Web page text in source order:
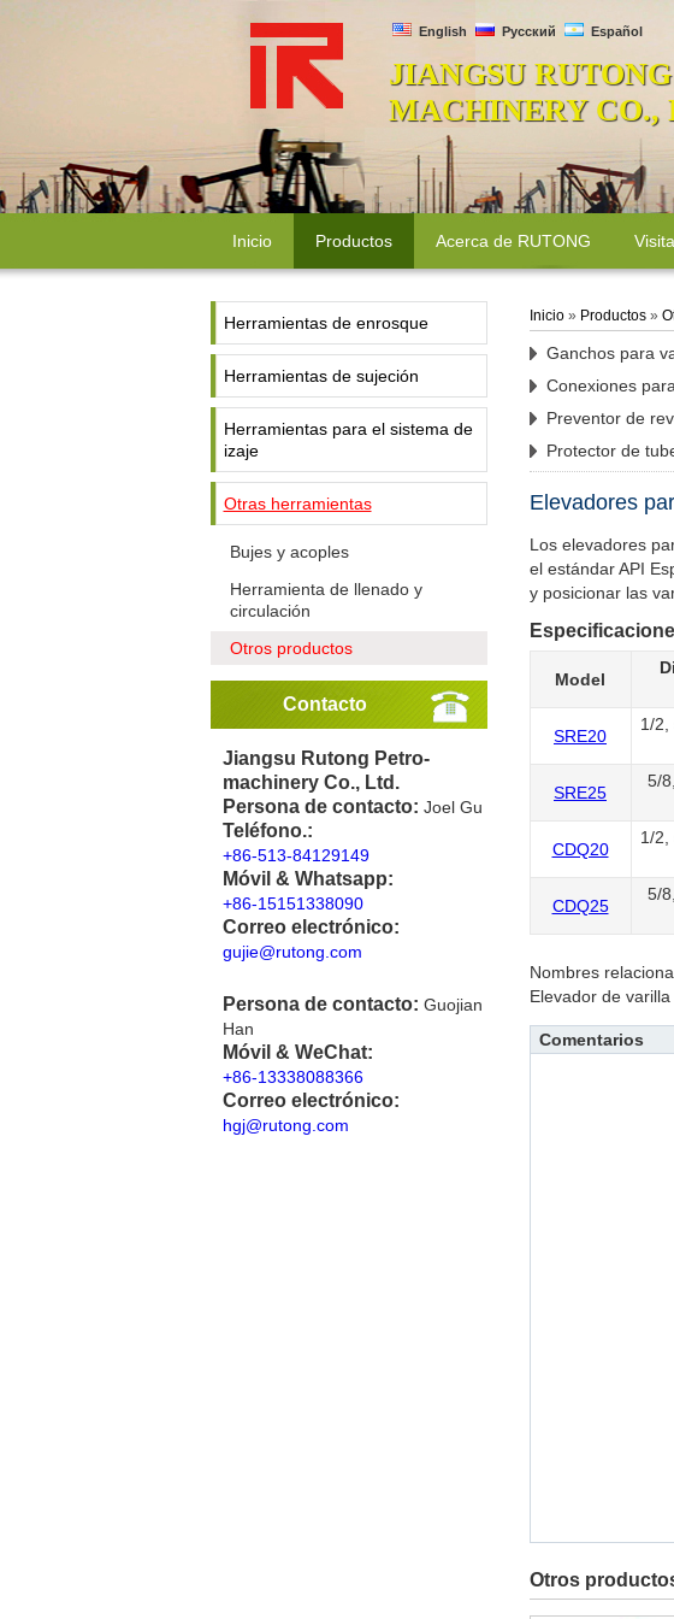
English Русский Español
JIANGSU
MACHINERY CO.,
Inicio Productos Acerca de RUTONG
Herramientas de enrosque
Herramientas de sujeción
Herramientas para el sistema de
izaje
Otras herramientas
Bujes y acoples
Herramienta de llenado y
circulación
Otros productos
Contacto
Jiangsu Rutong Petro-
machinery Co., Ltd.
Persona de contacto: Joel Gu
Teléfono.:
+86-513-84129149
Móvil & Whatsapp:
+86-15151338090
Correo electrónico:
gujie@rutong.com
Persona de contacto: Guojian
Han
Móvil & WeChat:
+86-13338088366
Correo electrónico:
hgj@rutong.com
Inicio» Productos»
Ganchos para
Conexiones
Preventor de
Protector de
Elevadores
Los elevadores
el estándar API
y posicionar las
Model
SRE20
1/2,
SRE25
5/
CDQ20
1/2,
CDQ25
5/
Nombres
Elevador de
Comentarios
Otros